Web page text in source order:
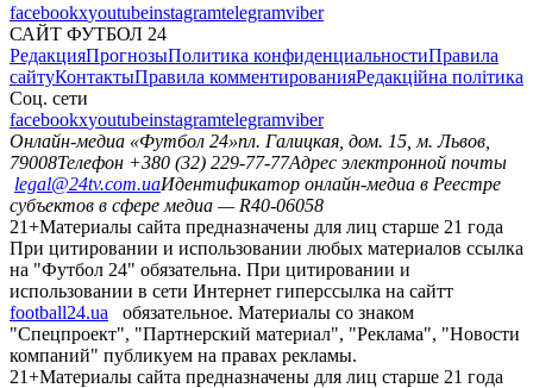
facebookxyoutubeinstagramtelegramviber
САЙТ ФУТБОЛ 24
РедакцияПрогнозыПолитика конфиденциальностиПравила
сайтуКонтактыПравила комментированияРедакційна політика
Соц. сети
facebookxyoutubeinstagramtelegramviber
Онлайн-медиа «Футбол 24»пл. Галицкая, дом. 15, м. Львов,
79008Телефон +380 (32) 229-77-77Адрес электронной почты
legal@24tv.com.uaИдентификатор онлайн-медиа в Реестре
субъектов в сфере медиа — R40-06058
21+Материалы сайта предназначены для лиц старше 21 года
При цитировании и использовании любых материалов ссылка
на "Футбол 24" обязательна. При цитировании и
использовании в сети Интернет гиперссылка на сайтт
football24.ua
обязательное. Материалы со знаком
"Спецпроект", "Партнерский материал", "Реклама", "Новости
компаний" публикуем на правах рекламы.
21+Материалы сайта предназначены для лиц старше 21 года